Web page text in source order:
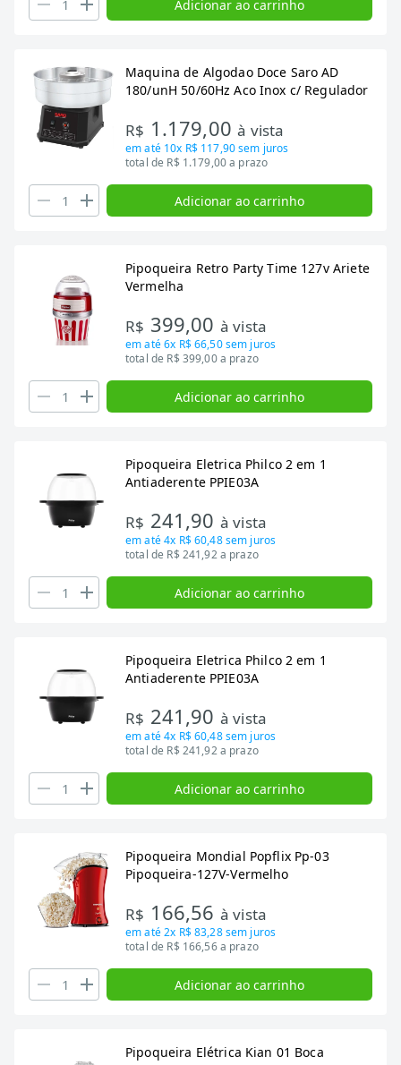
Adicionar ao carrinho
Maquina de Algodao Doce Saro AD
180/unH 50/60Hz Aco Inox c/ Regulador
R$ 1.179,00à vista
em até 10x R$ 117,90sem juros
total de R$ 1.179,00 a prazo
Adicionar ao carrinho
Pipoqueira Retro Party Time 127v Ariete
Vermelha
R$ 399,00 à vista
em até6x R$ 66,50sem juros
total de R$ 399,00 a prazo
Adicionar ao carrinho
Pipoqueira Eletrica Philco 2 em 1
Antiaderente PPIE03A
R$ 241,90 à vista
em até4x R$ 60,48sem juros
total de R$ 241,92 a prazo
Adicionar ao carrinho
Pipoqueira Eletrica Philco 2 em 1
Antiaderente PPIE03A
R$ 241,90 à vista
em até4x R$ 60,48sem juros
total de R$ 241,92 a prazo
Adicionar ao carrinho
Pipoqueira Mondial Popflix Pp-03
Pipoqueira-127V-Vermelho
R$ 166,56 à vista
em até2x R$ 83,28sem juros
total de R$ 166,56 a prazo
Adicionar ao carrinho
Pipoqueira Elétrica Kian 01 Boca